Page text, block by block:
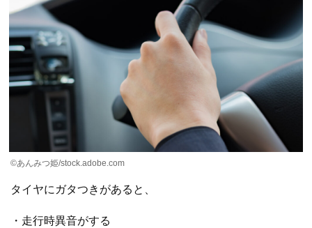
©あんみつ姫/stock.adobe.com
タイヤにガタつきがあると、
・走行時異音がする